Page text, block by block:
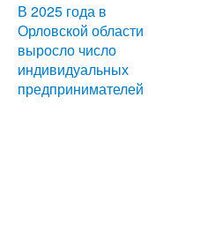
В 2025 года в
Орловской области
выросло число
индивидуальных
предпринимателей